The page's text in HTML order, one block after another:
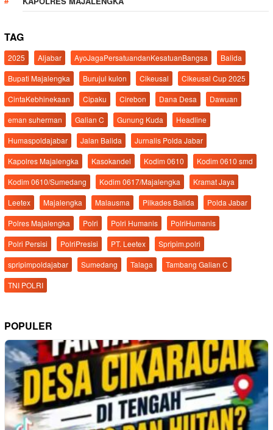
TAG
2025 Aljabar AyoJagaPersatuandanKesatuanBangsa
Balida
Bupati Majalengka
Burujul kulon Cikeusal
Cikeusal Cup 2025
CintaKebhinekaan
Cipaku Cirebon Dana Desa
Dawuan
eman suherman
Galian C Gunung Kuda
Headline
Humaspoldajabar
Jalan Balida
Jurnalis Polda Jabar
Kapolres Majalengka
Kasokandel Kodim 0610
Kodim 0610 smd
Kodim 0610/Sumedang
Kodim 0617/Majalengka
Kramat Jaya
Leetex
Majalengka Malausma Pilkades Balida
Polda Jabar
Polres Majalengka
Polri Polri Humanis
PolriHumanis
Polri Persisi
PolriPresisi PT. Leetex
Spripim.polri
spripimpoldajabar
Sumedang Talaga
Tambang Galian C
TNI POLRI
POPULER